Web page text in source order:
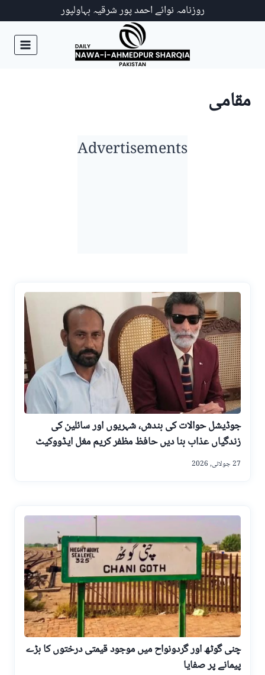
روزنامہ نوائے احمد پور شرقیہ بہاولپور
مقامی
Advertisements
جوڈیشل حوالات کی بندش، شہریوں اور سائلین کی
زندگیاں عذاب بنا دیں حافظ مظفر کریم مغل ایڈووکیٹ
27 جولائی, 2026
چنی گوٹھ اور گردونواح میں موجود قیمتی درختوں کا بڑے
پیمانے پر صفایا